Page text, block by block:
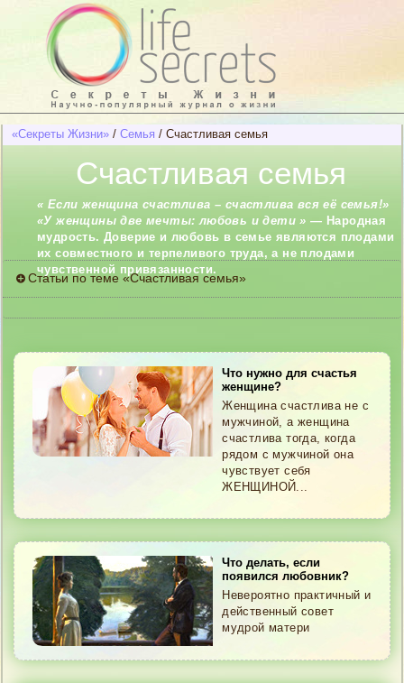
«Секреты Жизни» / Семья / Счастливая семья
Счастливая семья
« Если женщина счастлива – счастлива вся её семья!»
«У женщины две мечты: любовь и дети » — Народная
мудрость. Доверие и любовь в семье являются плодами
их совместного и терпеливого труда, а не плодами
чувственной привязанности.
Статьи по теме «Счастливая семья»
Про семью и счастье
Что делать, если появился любовник?
Что значит быть мамой?
Настоящая семья — это когда больше двух!
Ссоры в семье
Как создать счастливую семью?
Создание счастливой семьи
Что нужно для счастья
женщине?
Женщина счастлива не с
мужчиной, а женщина
счастлива тогда, когда
рядом с мужчиной она
чувствует себя
ЖЕНЩИНОЙ...
Что делать, если
появился любовник?
Невероятно практичный и
действенный совет
мудрой матери